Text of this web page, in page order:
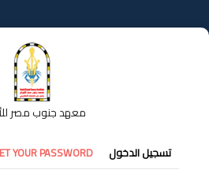
إلى
المحتوى
معهد جنوب مصر
التبويبات
الأساسية
تسجيل الدخول YOUR PASSWORD